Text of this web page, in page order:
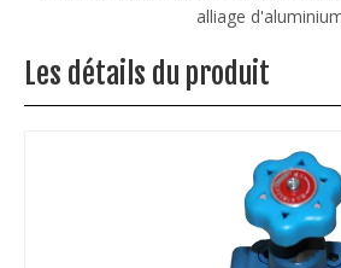
moteur en
Les détails du produit